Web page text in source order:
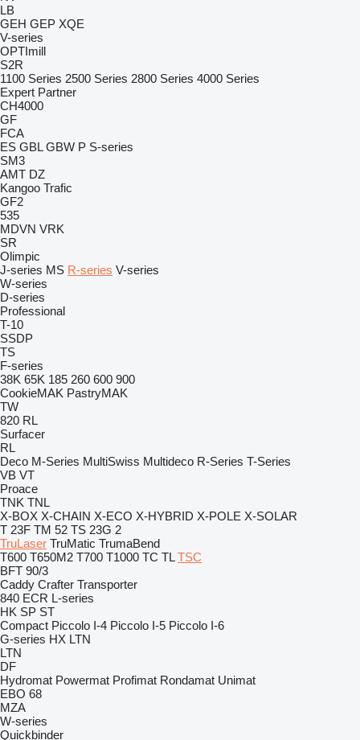
LB
GEH GEP XQE
V-series
OPTImill
S2R
1100 Series 2500 Series 2800 Series 4000 Series
Expert Partner
CH4000
GF
FCA
ES GBL GBW P S-series
SM3
AMT DZ
Kangoo Trafic
GF2
535
MDVN VRK
SR
Olimpic
J-series MS R-series V-series
W-series
D-series
Professional
T-10
SSDP
TS
F-series
38K 65K 185 260 600 900
CookieMAK PastryMAK
TW
820 RL
Surfacer
RL
Deco M-Series MultiSwiss Multideco R-Series T-Series
VB VT
Proace
TNK TNL
X-BOX X-CHAIN X-ECO X-HYBRID X-POLE X-SOLAR
T 23F TM 52 TS 23G 2
TruLaser TruMatic TrumaBend
T600 T650M2 T700 T1000 TC TL TSC
BFT 90/3
Caddy Crafter Transporter
840 ECR L-series
HK SP ST
Compact Piccolo I-4 Piccolo I-5 Piccolo I-6
G-series HX LTN
LTN
DF
Hydromat Powermat Profimat Rondamat Unimat
EBO 68
MZA
W-series
Quickbinder